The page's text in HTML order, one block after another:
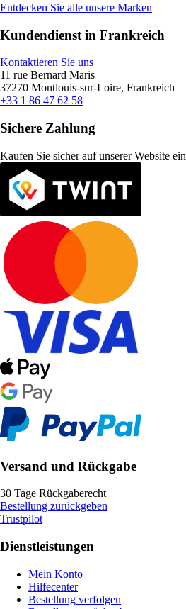
Entdecken Sie alle unsere Marken
Kundendienst in Frankreich
Kontaktieren Sie uns
11 rue Bernard Maris
37270 Montlouis-sur-Loire, Frankreich
+33 1 86 47 62 58
Sichere Zahlung
Kaufen Sie sicher auf unserer Website ein
Versand und Rückgabe
30 Tage Rückgaberecht
Bestellung zurückgeben
Trustpilot
Dienstleistungen
Mein Konto
Hilfecenter
Bestellung verfolgen